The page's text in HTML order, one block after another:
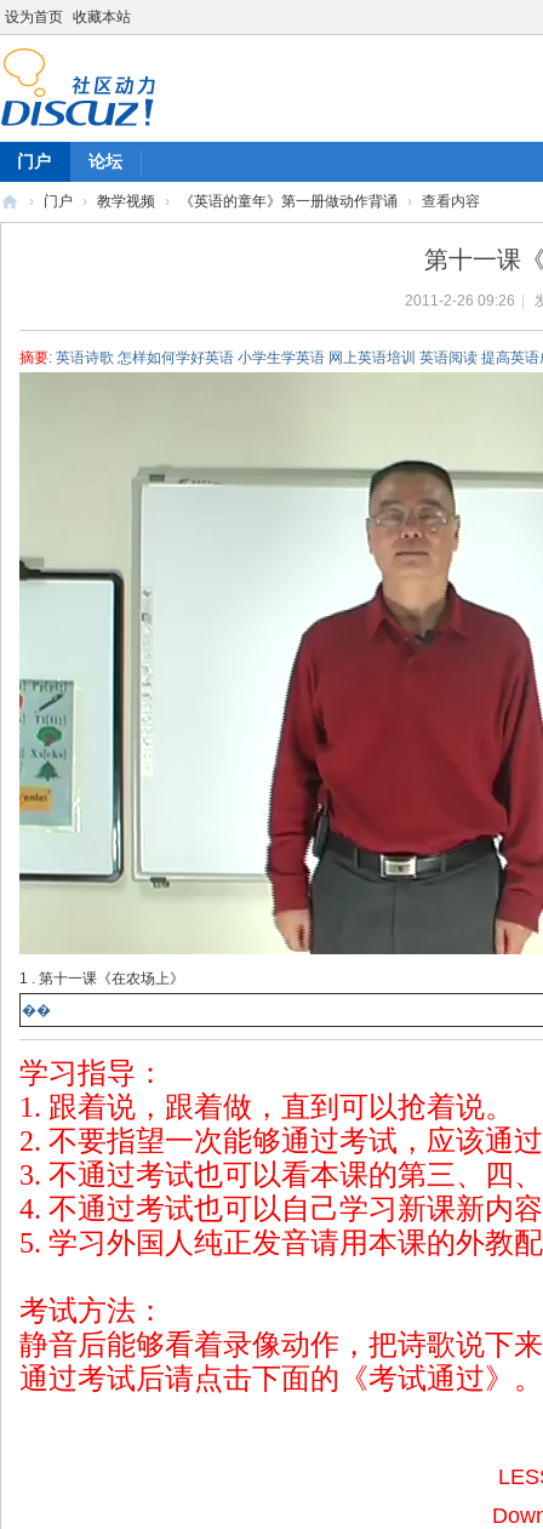
设为首页 收藏本站
门户 论坛
› 门户 › 教学视频 › 《英语的童年》第一册做动作背诵 › 查看内容
第十一课
2011-2-26 09:26
摘要: 英语诗歌 怎样如何学好英语 小学生学英语 网上英语培训 英语阅读 提高英
1 . 第十一课《在农场上》
��
学习指导：
1. 跟着说，跟着做，直到可以抢着说。
2. 不要指望一次能够通过考试，应该通
3. 不通过考试也可以看本课的第三、四
4. 不通过考试也可以自己学习新课新内
5. 学习外国人纯正发音请用本课的外教
考试方法：
静音后能够看着录像动作，把诗歌说下
通过考试后请点击下面的《考试通过》。